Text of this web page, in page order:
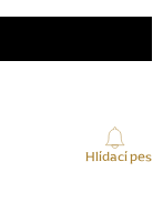
Hlídací pes